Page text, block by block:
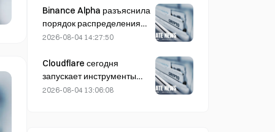
Coldcard, который привёл
к четырём волнам атак и
убыткам в размере 114
Binance Alpha разъяснила
порядок распределения
наград MarsCoin: они
отправляются владельцам
кошельков, а пользователи
CEX получают SPCXB при
2026-08-04 14:27:50
Cloudflare сегодня
запускает инструменты
для идентификации ИИ-
2026-08-04 13:06:08